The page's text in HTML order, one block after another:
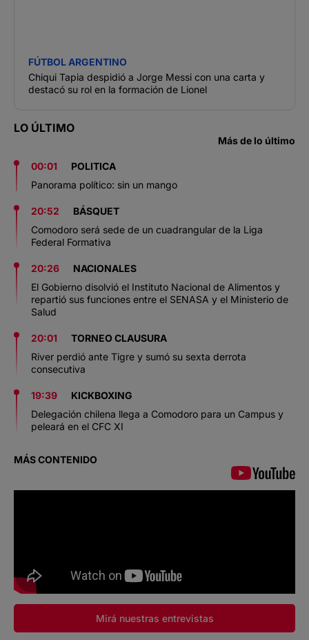
FÚTBOL ARGENTINO
Chiqui Tapia despidió a Jorge Messi con una carta y
destacó su rol en la formación de Lionel
LO ÚLTIMO
Más de lo último
00:01
POLITICA
Panorama político: sin un mango
20:52
BÁSQUET
Comodoro será sede de un cuadrangular de la Liga
Federal Formativa
20:26
NACIONALES
El Gobierno disolvió el Instituto Nacional de Alimentos y
repartió sus funciones entre el SENASA y el Ministerio de
Salud
20:01
TORNEO CLAUSURA
River perdió ante Tigre y sumó su sexta derrota
consecutiva
19:39
KICKBOXING
Delegación chilena llega a Comodoro para un Campus y
peleará en el CFC XI
MÁS CONTENIDO
Mirá nuestras entrevistas